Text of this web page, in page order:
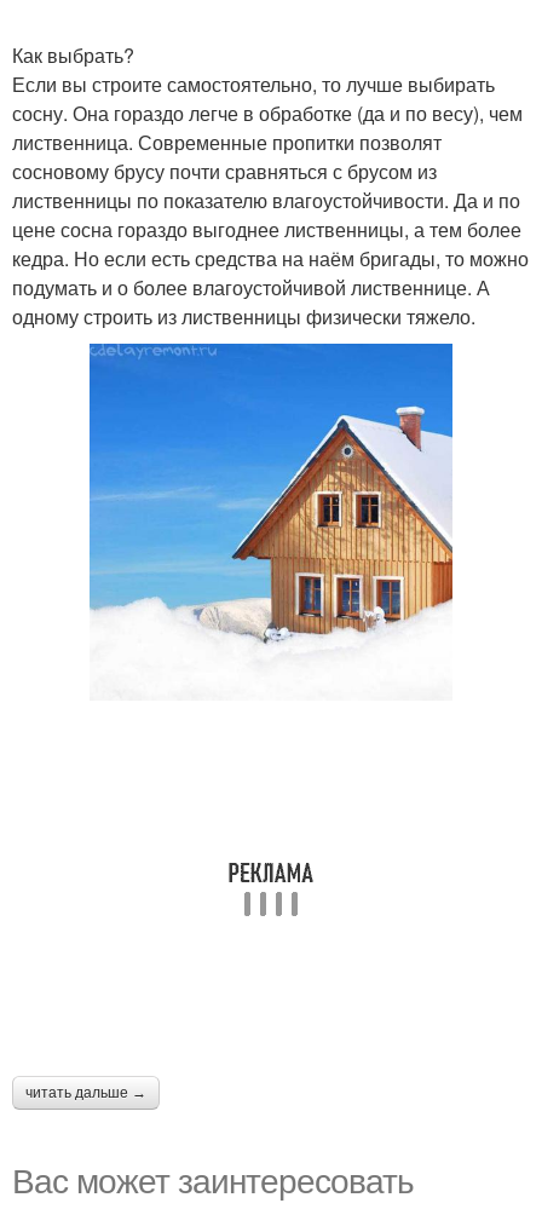
Как выбрать?
Если вы строите самостоятельно, то лучше выбирать
сосну. Она гораздо легче в обработке (да и по весу), чем
лиственница. Современные пропитки позволят
сосновому брусу почти сравняться с брусом из
лиственницы по показателю влагоустойчивости. Да и по
цене сосна гораздо выгоднее лиственницы, а тем более
кедра. Но если есть средства на наём бригады, то можно
подумать и о более влагоустойчивой лиственнице. А
одному строить из лиственницы физически тяжело.
читать дальше →
Вас может заинтересовать